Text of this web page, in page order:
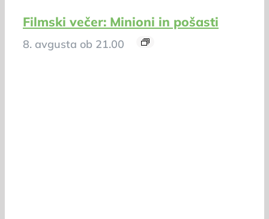
Filmski večer: Minioni in pošasti
8. avgusta ob 21.00